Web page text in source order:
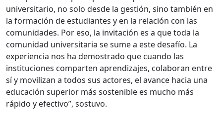
universitario, no solo desde la gestión, sino también en
la formación de estudiantes y en la relación con las
comunidades. Por eso, la invitación es a que toda la
comunidad universitaria se sume a este desafío. La
experiencia nos ha demostrado que cuando las
instituciones comparten aprendizajes, colaboran entre
sí y movilizan a todos sus actores, el avance hacia una
educación superior más sostenible es mucho más
rápido y efectivo”, sostuvo.